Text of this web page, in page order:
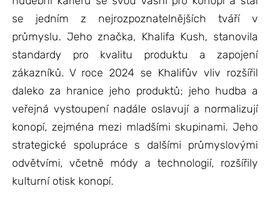
se jedním z nejrozpoznatelnějších tváří v
průmyslu. Jeho značka, Khalifa Kush, stanovila
standardy pro kvalitu produktu a zapojení
zákazníků. V roce 2024 se Khalifův vliv rozšířil
daleko za hranice jeho produktů; jeho hudba a
veřejná vystoupení nadále oslavují a normalizují
konopí, zejména mezi mladšími skupinami. Jeho
strategické spolupráce s dalšími průmyslovými
odvětvími, včetně módy a technologií, rozšířily
kulturní otisk konopí.